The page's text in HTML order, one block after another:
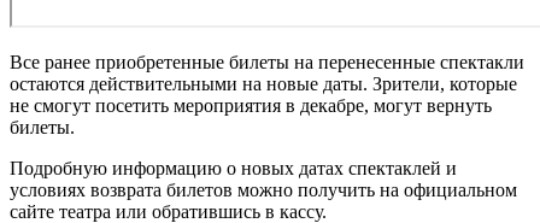
Все ранее приобретенные билеты на перенесенные спектакли
остаются действительными на новые даты. Зрители, которые
не смогут посетить мероприятия в декабре, могут вернуть
билеты.
Подробную информацию о новых датах спектаклей и
условиях возврата билетов можно получить на официальном
сайте театра или обратившись в кассу.